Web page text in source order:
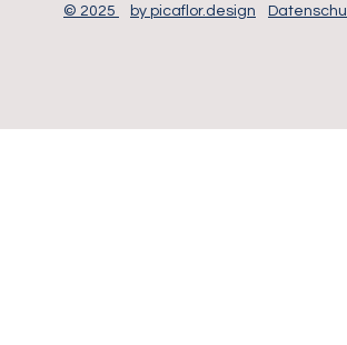
© 2025 by picaflor.design